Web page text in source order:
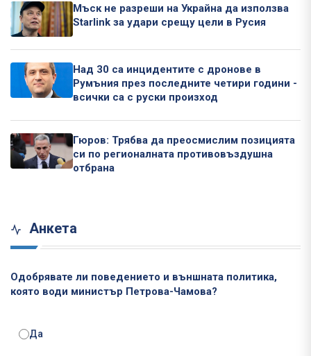
Мъск не разреши на Украйна да използва
Starlink за удари срещу цели в Русия
Над 30 са инцидентите с дронове в
Румъния през последните четири години -
всички са с руски произход
Гюров: Трябва да преосмислим позицията
си по регионалната противовъздушна
отбрана
Анкета
Одобрявате ли поведението и външната политика,
която води министър Петрова-Чамова?
Да